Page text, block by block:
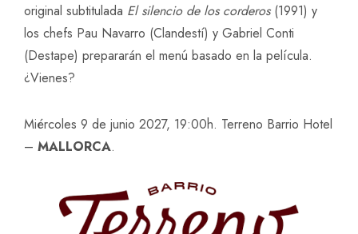
original subtitulada El silencio de los corderos(1991) y
los chefs Pau Navarro (Clandestí) y Gabriel Conti
(Destape) prepararán el menú basado en la película.
¿Vienes?
Miércoles 9 de junio 2027, 19:00h. Terreno Barrio Hotel
– MALLORCA.